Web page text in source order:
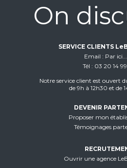
On
SERVICE CLIENTS
Email
Par
Tél
03 20 14
Notre service client est ouvert
de 9h à 12h30 et de
DEVENIR
Proposer mon
Témoignages
Ouvrir une agence